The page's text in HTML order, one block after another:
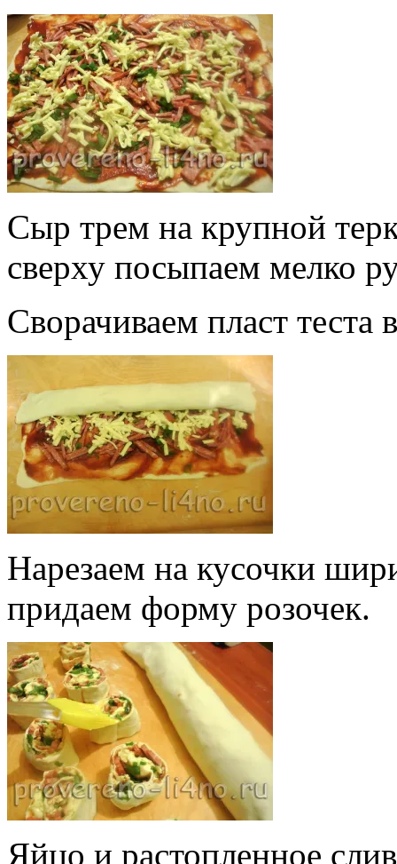
Сыр трем на крупной
сверху посыпаем мелко
Сворачиваем пласт теста
Нарезаем на кусочки
придаем форму розочек.
Яйцо и растопленное